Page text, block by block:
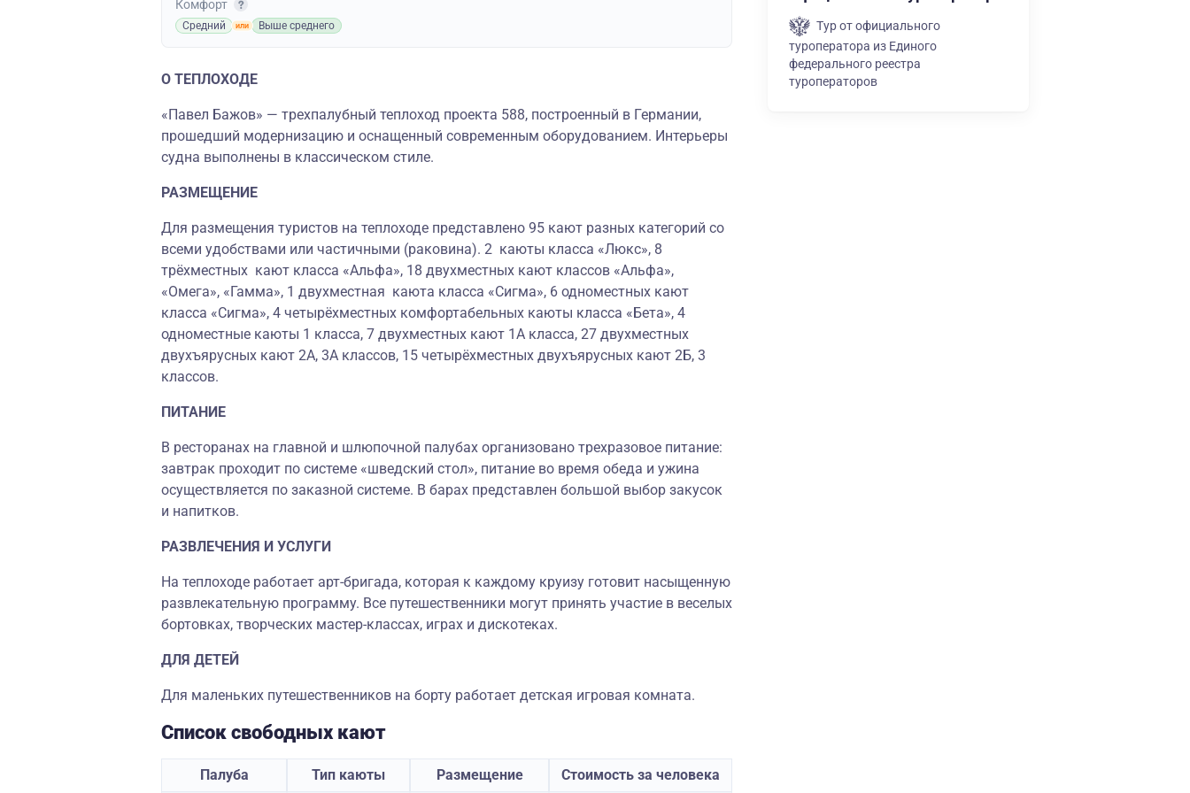
Комфорт
Средний Выше среднего
О ТЕПЛОХОДЕ
«Павел Бажов» — трехпалубный теплоход проекта 588, построенный в Германии,
прошедший модернизацию и оснащенный современным оборудованием. Интерьеры
судна выполнены в классическом стиле.
РАЗМЕЩЕНИЕ
Для размещения туристов на теплоходе представлено 95 кают разных категорий со
всеми удобствами или частичными (раковина). 2 каюты класса «Люкс», 8
трёхместных кают класса «Альфа», 18 двухместных кают классов «Альфа»,
«Омега», «Гамма», 1 двухместная каюта класса «Сигма», 6 одноместных кают
класса «Сигма», 4 четырёхместных комфортабельных каюты класса «Бета», 4
одноместные каюты 1 класса, 7 двухместных кают 1А класса, 27 двухместных
двухъярусных кают 2А, 3А классов, 15 четырёхместных двухъярусных кают 2Б, 3
классов.
ПИТАНИЕ
В ресторанах на главной и шлюпочной палубах организовано трехразовое питание:
завтрак проходит по системе «шведский стол», питание во время обеда и ужина
осуществляется по заказной системе. В барах представлен большой выбор закусок
и напитков.
РАЗВЛЕЧЕНИЯ И УСЛУГИ
На теплоходе работает арт-бригада, которая к каждому круизу готовит насыщенную
развлекательную программу. Все путешественники могут принять участие в веселых
бортовках, творческих мастер-классах, играх и дискотеках.
ДЛЯ ДЕТЕЙ
Для маленьких путешественников на борту работает детская игровая комната.
Список свободных кают
Палуба Тип каюты Размещение Стоимость за человека
Тур от официального
туроператора из Единого
федерального реестра
туроператоров